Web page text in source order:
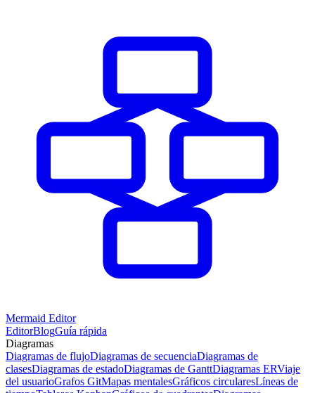
Mermaid Editor
EditorBlogGuía rápida
Diagramas
Diagramas de flujoDiagramas de secuenciaDiagramas de
clasesDiagramas de estadoDiagramas de GanttDiagramas ERViaje
del usuarioGrafos GitMapas mentalesGráficos circularesLíneas de